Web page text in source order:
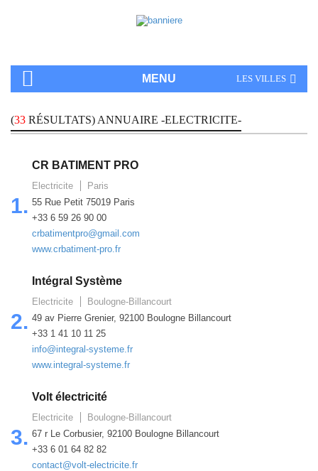
MENU LES VILLES
(33 RÉSULTATS) ANNUAIRE -ELECTRICITE-
1.
CR BATIMENT PRO
Electricite
Paris
55 Rue Petit 75019 Paris
+33 6 59 26 90 00
crbatimentpro@gmail.com
www.crbatiment-pro.fr
2.
Intégral Système
Electricite
Boulogne-Billancourt
49 av Pierre Grenier, 92100 Boulogne Billancourt
+33 1 41 10 11 25
info@integral-systeme.fr
www.integral-systeme.fr
3.
Volt électricité
Electricite
Boulogne-Billancourt
67 r Le Corbusier, 92100 Boulogne Billancourt
+33 6 01 64 82 82
contact@volt-electricite.fr